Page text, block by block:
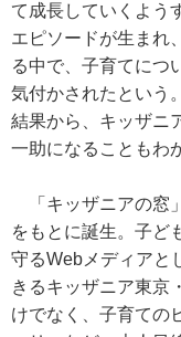
て成長していくよう
エピソードが生まれ
る中で、子育てにつ
気付かされたという
結果から、キッザニ
一助になることもわ
「キッザニアの窓
をもとに誕生。子ど
守るWebメディアと
きるキッザニア東京
けでなく、子育ての